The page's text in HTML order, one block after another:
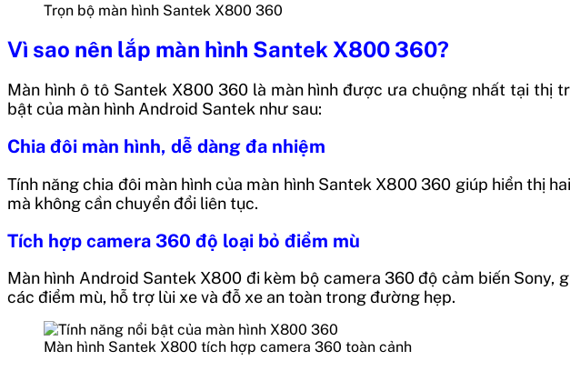
Trọn bộ màn hình Santek X800 360
Vì sao nên lắp màn hình Santek X800 360?
Màn hình ô tô Santek X800 360 là màn hình được ưa chuộng nhất tại thị
bật của màn hình Android Santek như sau:
Chia đôi màn hình, dễ dàng đa nhiệm
Tính năng chia đôi màn hình của màn hình Santek X800 360 giúp hiển thị
mà không cần chuyển đổi liên tục.
Tích hợp camera 360 độ loại bỏ điểm mù
Màn hình Android Santek X800 đi kèm bộ camera 360 độ cảm biến
các điểm mù, hỗ trợ lùi xe và đỗ xe an toàn trong đường hẹp.
Màn hình Santek X800 tích hợp camera 360 toàn cảnh